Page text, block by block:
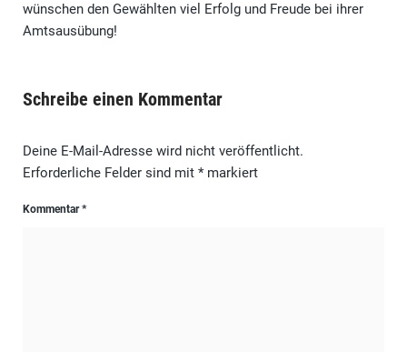
wünschen den Gewählten viel Erfolg und Freude bei ihrer
Amtsausübung!
Schreibe einen Kommentar
Deine E-Mail-Adresse wird nicht veröffentlicht.
Erforderliche Felder sind mit *markiert
Kommentar*